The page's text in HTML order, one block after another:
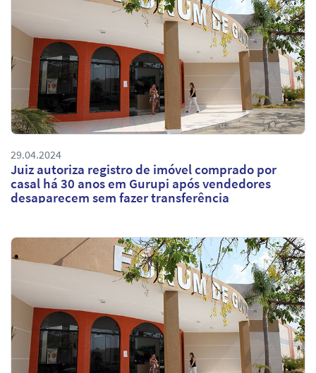
29.04.2024
Juiz autoriza registro de imóvel comprado por
casal há 30 anos em Gurupi após vendedores
desaparecem sem fazer transferência